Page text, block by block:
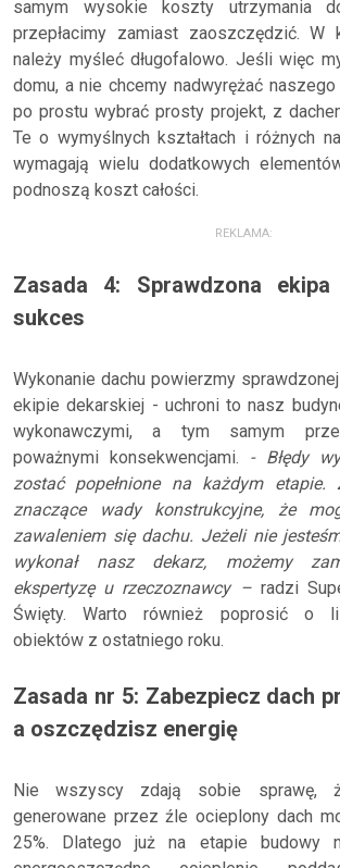
samym wysokie koszty utrzymania
przepłacimy zamiast zaoszczędzić. W
należy myśleć długofalowo. Jeśli więc
domu, a nie chcemy nadwyrężać
po prostu wybrać prosty projekt, z
Te o wymyślnych kształtach i różnych
wymagają wielu dodatkowych
podnoszą koszt całości.
REKLAMA:
Zasada 4: Sprawdzona
sukces
Wykonanie dachu powierzmy
ekipie dekarskiej - uchroni to nasz
wykonawczymi, a tym samym
poważnymi konsekwencjami. - Błędy
zostać popełnione na każdym
znaczące wady konstrukcyjne, że
zawaleniem się dachu. Jeżeli nie
wykonał nasz dekarz, możemy
ekspertyzę u rzeczoznawcy –radzi
Święty. Warto również poprosić o
obiektów z ostatniego roku.
Zasada nr 5: Zabezpiecz dach
a oszczędzisz energię
Nie wszyscy zdają sobie sprawę,
generowane przez źle ocieplony dach
25%. Dlatego już na etapie budowy